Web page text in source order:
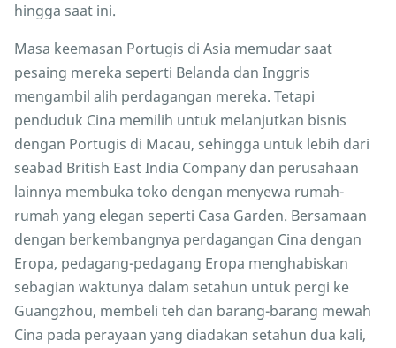
hingga saat ini.
Masa keemasan Portugis di Asia memudar saat
pesaing mereka seperti Belanda dan Inggris
mengambil alih perdagangan mereka. Tetapi
penduduk Cina memilih untuk melanjutkan bisnis
dengan Portugis di Macau, sehingga untuk lebih dari
seabad British East India Company dan perusahaan
lainnya membuka toko dengan menyewa rumah-
rumah yang elegan seperti Casa Garden. Bersamaan
dengan berkembangnya perdagangan Cina dengan
Eropa, pedagang-pedagang Eropa menghabiskan
sebagian waktunya dalam setahun untuk pergi ke
Guangzhou, membeli teh dan barang-barang mewah
Cina pada perayaan yang diadakan setahun dua kali,